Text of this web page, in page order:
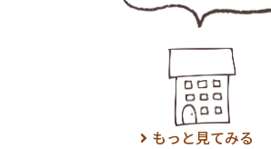
もっと見てみる